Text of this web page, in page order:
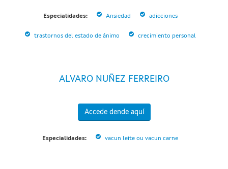
Especialidades: Ansiedad adicciones
trastornos del estado de ánimo crecimiento personal
ALVARO NUÑEZ FERREIRO
Accede dende aquí
Especialidades: vacun leite ou vacun carne